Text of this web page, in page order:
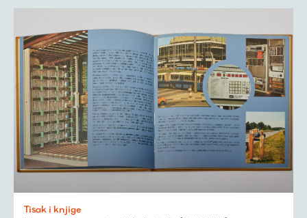
O nama
Tisak i knjige